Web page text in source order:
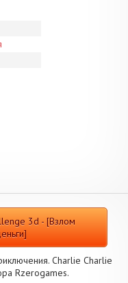
3d - [Взлом
Charlie Charlie
Rzerogames.